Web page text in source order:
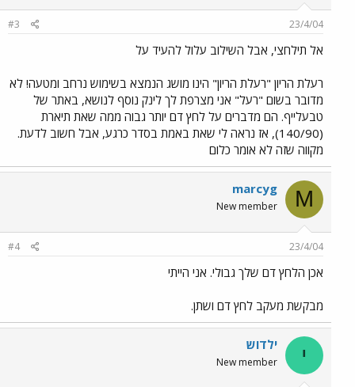
23/4/04
#3
אל תילחצי, אבל השילוב עלול להעיד על
רעלת הריון "רעלת הריון" הינו מושג הנמצא בשימוש נרחב ומטעה! לא
מדובר בשום "רעל" אני מצרפת לך לינק נוסף לנושא, באתר של
טבעלייף. הם מדברים על לחץ דם יותר גבוה ממה שאת תיארת
(140/90), אז נראה לי שאת באמת בסדר כרגע, אבל חשוב לדעת.
מקווה שזה לא אומר כלום
M
marcyg
New member
23/4/04
#4
אכן הלחץ דם שלך גבולי. אני הייתי
מבקשת מעקב לחץ דם ושתן.
י ילדוש
New member